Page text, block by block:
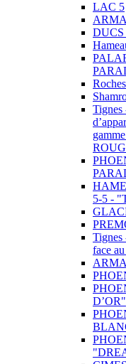
LAC 5
DUCS
Tignes
5-5 -
Tignes
face
D’OR"